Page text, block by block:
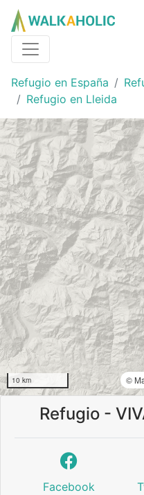
Refugio en España
Refugio en Lleida
10 km ©
Refugio -
Facebook